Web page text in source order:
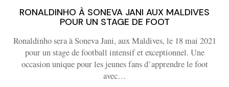
RONALDINHO À SONEVA JANI AUX MALDIVES
POUR UN STAGE DE FOOT
Ronaldinho sera à Soneva Jani, aux Maldives, le 18 mai 2021
pour un stage de football intensif et exceptionnel. Une
occasion unique pour les jeunes fans d’apprendre le foot
avec…